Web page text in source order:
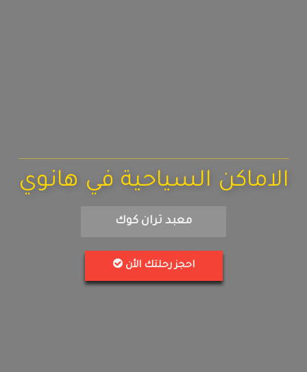
الاماكن السياحية في هانوي
معبد تران كوك
احجز رحلتك الأن